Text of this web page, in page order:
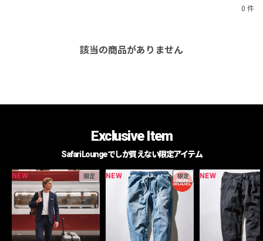
0 件
該当の商品がありません
Exclusive Item
Safari Loungeでしか買えない限定アイテム
NEW 限定 NEW 限定 NEW